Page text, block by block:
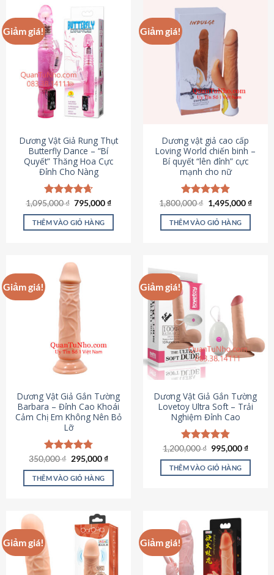
Giảm giá!
Dương Vật Giả Rung Thụt
Butterfly Dance – “Bí
Quyết” Thăng Hoa Cực
Đỉnh Cho Nàng
Được xếp
hạng4.65
5 sao
1,095,000₫ Giá
là:
1,095,000 ₫.
795,000₫Giá
tại
THÊM VÀO GIỎ HÀNG
Giảm giá!
Dương vật giả cao cấp
Loving World chiến binh –
Bí quyết “lên đỉnh” cực
mạnh cho nữ
Được xếp
hạng4.89
5 sao
1,800,000₫ Giá
gốc
là:
1,800,000 ₫.
1,495,000₫Giá
THÊM VÀO GIỎ HÀNG
Giảm giá!
Dương Vật Giả Gắn Tường
Barbara – Đỉnh Cao Khoái
Cảm Chị Em Không Nên Bỏ
Lỡ
Được xếp
hạng4.79
5 sao
350,000₫ Giá
là:
350,000 ₫.
295,000₫Giá
tại
THÊM VÀO GIỎ HÀNG
Giảm giá!
Dương Vật Giả Gắn Tường
Lovetoy Ultra Soft – Trải
Nghiệm Đỉnh Cao
Được xếp
hạng4.82
5 sao
1,200,000₫ Giá
là:
1,200,000 ₫.
995,000₫Giá
tại
THÊM VÀO GIỎ HÀNG
Giảm giá! Giảm giá!